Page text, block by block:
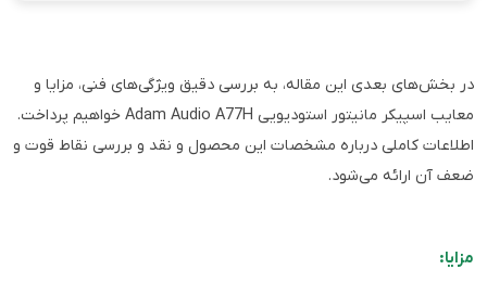
در بخش‌های بعدی این مقاله، به بررسی دقیق ویژگی‌های فنی، مزایا و
معایب اسپیکر مانیتور استودیویی Adam Audio A77H خواهیم پرداخت.
اطلاعات کاملی درباره مشخصات این محصول و نقد و بررسی نقاط قوت و
ضعف آن ارائه می‌شود.
مزایا: